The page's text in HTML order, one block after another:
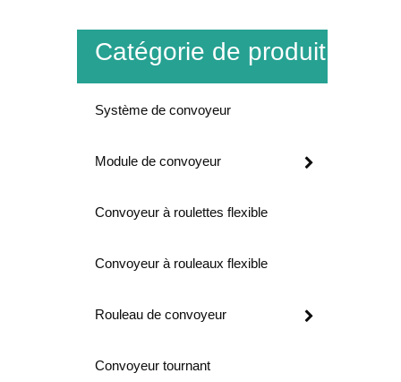
Catégorie de produit
Système de convoyeur
Module de convoyeur
Convoyeur à roulettes flexible
Convoyeur à rouleaux flexible
Rouleau de convoyeur
Convoyeur tournant